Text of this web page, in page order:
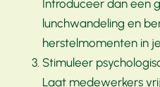
Introduceer dan een
lunchwandeling en
herstelmomenten in
Stimuleer
Laat medewerkers